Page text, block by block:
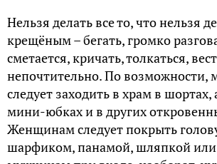
Нельзя делать все то, что нельзя
крещёным – бегать, громко
сметается, кричать, толкаться,
непочтительно. По возможности,
следует заходить в храм в
мини-юбках и в других
Женщинам следует покрыть
шарфиком, панамой, шляпкой